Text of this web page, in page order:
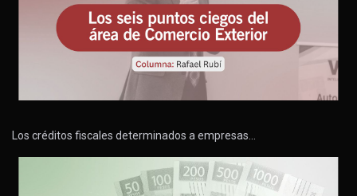
Los créditos fiscales determinados a empresas…